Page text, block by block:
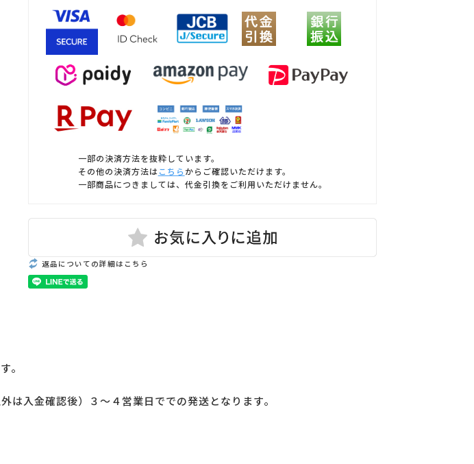
一部の決済方法を抜粋しています。
その他の決済方法はこちらからご確認いただけます。
一部商品につきましては、代金引換をご利用いただけません。
返品についての詳細はこちら
。
入金確認後）３～４営業日ででの発送となります。